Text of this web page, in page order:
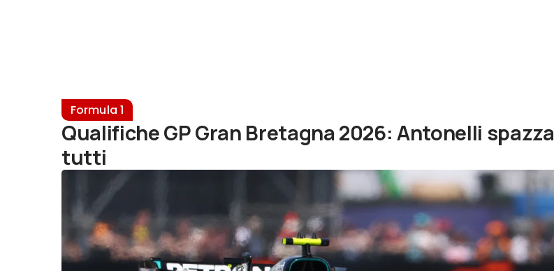
Formula 1
Qualifiche GP Gran Bretagna 2026: Antonelli spazza
tutti